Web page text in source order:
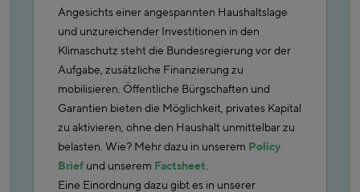
Angesichts einer angespannten Haushaltslage
und unzureichender Investitionen in den
Klimaschutz steht die Bundesregierung vor der
Aufgabe, zusätzliche Finanzierung zu
mobilisieren. Öffentliche Bürgschaften und
Garantien bieten die Möglichkeit, privates Kapital
zu aktivieren, ohne den Haushalt unmittelbar zu
belasten. Wie? Mehr dazu in unserem Policy
Brief und unserem Factsheet
Eine Einordnung dazu gibt es in unserer